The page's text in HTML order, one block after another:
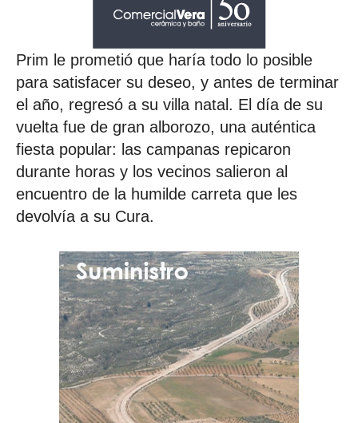
Prim le prometió que haría todo lo posible
para satisfacer su deseo, y antes de terminar
el año, regresó a su villa natal. El día de su
vuelta fue de gran alborozo, una auténtica
fiesta popular: las campanas repicaron
durante horas y los vecinos salieron al
encuentro de la humilde carreta que les
devolvía a su Cura.